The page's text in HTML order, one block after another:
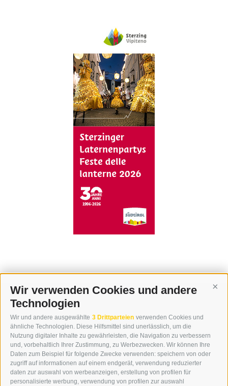
Wir verwenden Cookies und andere
Technologien
Wir und andere ausgewählte 3 Drittparteien verwenden Cookies und
ähnliche Technologien. Diese Hilfsmittel sind unerlässlich, um die
Nutzung digitaler Inhalte zu gewährleisten, die Navigation zu verbessern
und, vorbehaltlich Ihrer Zustimmung, zu Werbezwecken. Wir können Ihre
Daten zum Beispiel für folgende Zwecke verwenden: speichern von oder
zugriff auf informationen auf einem endgerät, verwendung reduzierter
daten zur auswahl von werbeanzeigen, erstellung von profilen für
personalisierte werbung, verwendung von profilen zur auswahl
KONTAKT
WIPP-MEDIA GMBH
DER ERKER
NEUSTADT 20A
I-39049 STERZING
TEL.: +39 0472 766876